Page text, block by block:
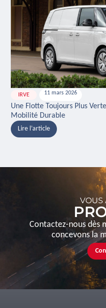
IRVE 11 mars 2026
Une Flotte Toujours Plus
Mobilité Durable
Lire l’article
VOUS
Contactez-nous dès
concevons la